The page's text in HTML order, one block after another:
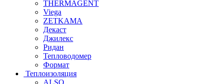
THERMAGENT
Viega
ZETKAMA
Декаст
Джилекс
Ридан
Тепловодомер
Формат
Теплоизоляция
ALSO